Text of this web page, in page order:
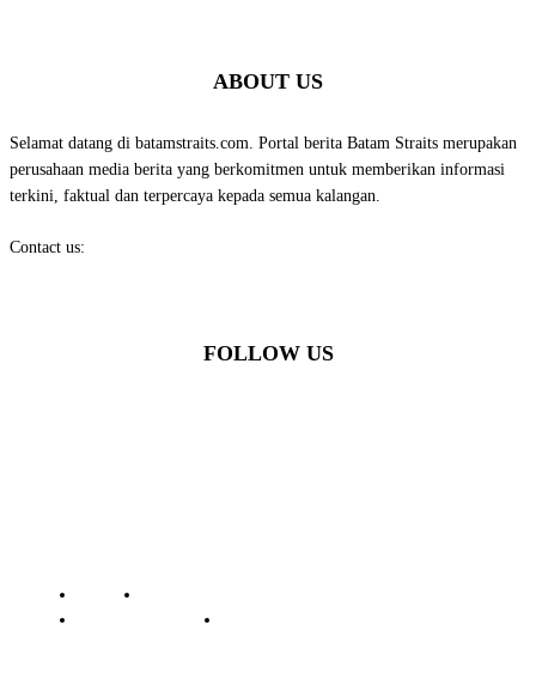
ABOUT US
Selamat datang di batamstraits.com. Portal berita Batam Straits merupakan
perusahaan media berita yang berkomitmen untuk memberikan informasi
terkini, faktual dan terpercaya kepada semua kalangan.
Contact us:
FOLLOW US